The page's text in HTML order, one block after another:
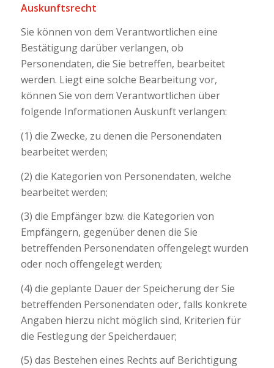
Auskunftsrecht
Sie können von dem Verantwortlichen eine
Bestätigung darüber verlangen, ob
Personendaten, die Sie betreffen, bearbeitet
werden. Liegt eine solche Bearbeitung vor,
können Sie von dem Verantwortlichen über
folgende Informationen Auskunft verlangen:
(1) die Zwecke, zu denen die Personendaten
bearbeitet werden;
(2) die Kategorien von Personendaten, welche
bearbeitet werden;
(3) die Empfänger bzw. die Kategorien von
Empfängern, gegenüber denen die Sie
betreffenden Personendaten offengelegt wurden
oder noch offengelegt werden;
(4) die geplante Dauer der Speicherung der Sie
betreffenden Personendaten oder, falls konkrete
Angaben hierzu nicht möglich sind, Kriterien für
die Festlegung der Speicherdauer;
(5) das Bestehen eines Rechts auf Berichtigung